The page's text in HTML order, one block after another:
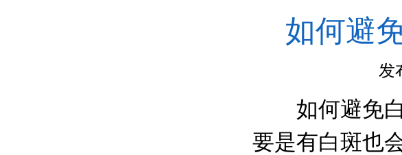
如何避
发
如何避免白
要是有白斑也